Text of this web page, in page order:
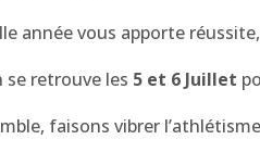
année vous apporte
se retrouve les 5 et 6 Juillet
faisons vibrer